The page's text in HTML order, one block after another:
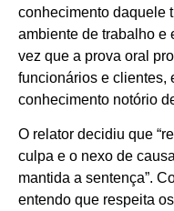
conhecimento daquele
ambiente de trabalho e
vez que a prova oral
funcionários e clientes,
conhecimento notório
O relator decidiu que
culpa e o nexo de
mantida a sentença”.
entendo que respeita